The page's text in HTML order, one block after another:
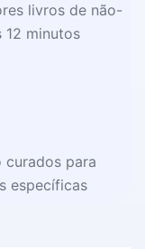
livros de não-
minutos
curados para
específicas